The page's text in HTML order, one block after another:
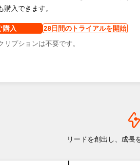
購入できます。
購入
28日間のトライアルを開始
リプションは不要です。
リードを創出し、成長